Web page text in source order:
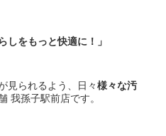
しをもっと快適に！」
見られるよう、日々様々な汚
我孫子駅前店です。